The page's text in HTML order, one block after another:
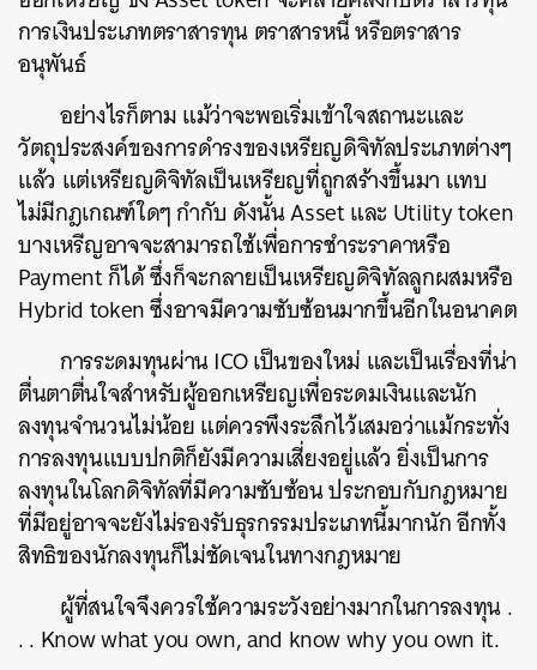
การเงินประเภทตราสารทุน ตราสารหนี้ หรือตราสาร
อนุพันธ์
อย่างไรก็ตาม แม้ว่าจะพอเริ่มเข้าใจสถานะและ
วัตถุประสงค์ของการดำรงของเหรียญดิจิทัลประเภทต่างๆ
แล้ว แต่เหรียญดิจิทัลเป็นเหรียญที่ถูกสร้างขึ้นมา แทบ
ไม่มีกฎเกณฑ์ใดๆ กำกับ ดังนั้น Asset และ Utility token
บางเหรีญอาจจะสามารถใช้เพื่อการชำระราคาหรือ
Payment ก็ได้ ซึ่งก็จะกลายเป็นเหรียญดิจิทัลลูกผสมหรือ
Hybrid token ซึ่งอาจมีความซับซ้อนมากขึ้นอีกในอนาคต
การระดมทุนผ่าน ICO เป็นของใหม่ และเป็นเรื่องที่น่า
ตื่นตาตื่นใจสำหรับผู้ออกเหรียญเพื่อระดมเงินและนัก
ลงทุนจำนวนไม่น้อย แต่ควรพึงระลึกไว้เสมอว่าแม้กระทั่ง
การลงทุนแบบปกติก็ยังมีความเสี่ยงอยู่แล้ว ยิ่งเป็นการ
ลงทุนในโลกดิจิทัลที่มีความซับซ้อน ประกอบกับกฎหมาย
ที่มีอยู่อาจจะยังไม่รองรับธุรกรรมประเภทนี้มากนัก อีกทั้ง
สิทธิของนักลงทุนก็ไม่ชัดเจนในทางกฎหมาย
ผู้ที่สนใจจึงควรใช้ความระวังอย่างมากในการลงทุน .
. . Know what you own, and know why you own it.